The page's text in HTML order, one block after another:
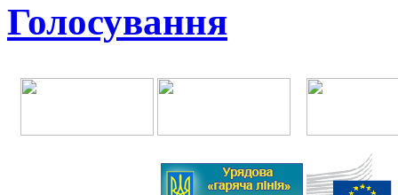
Голосування